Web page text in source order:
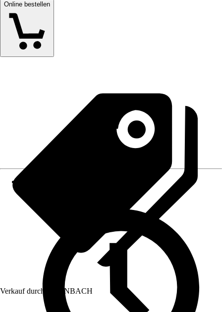
Online bestellen
Verkauf durch: HORNBACH